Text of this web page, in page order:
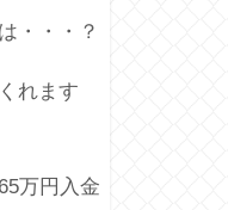
・・・？
れます
万円入金